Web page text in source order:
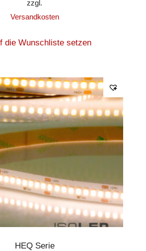
zzgl.
Versandkosten
die Wunschliste setzen
HEQ Serie